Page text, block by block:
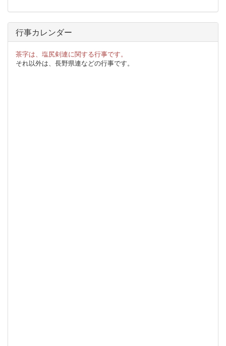
行事カレンダー
茶字は、塩尻剣連に関する行事です。
それ以外は、長野県連などの行事です。